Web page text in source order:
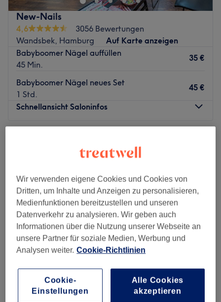
New-Nails
4,6
3056 Bewertungen
Wandsbek, Hamburg
Auf Karte anzeigen
Babyboomer Nägel auffüllen
45 Min.
35 €
Babyboomer Nägel neues Set
1 Std.
45 €
Schnellansicht Saloninfos
Freitag
10:00– 20:00
Samstag
10:00–20:00
Sonntag
Geschlossen
Ein gepflegtes Äußeres bis in die Fingerspitzen ist für
viele ein Muss. Daher schaue im Salon New-Nails in
Hamburg-Wandsbek vorbei und lass dich von
ausgewählten Produkten überzeugen. Hier kannst du dir
neben pflegenden Behandlungen auch tolle Farben und
Designs für deine Nägel aussuchen!
Godere Beauty Spa
115 Bewertungen
Wir verwenden eigene Cookies und Cookies von
Dritten, um Inhalte und Anzeigen zu personalisieren,
Medienfunktionen bereitzustellen und unseren
Datenverkehr zu analysieren. Wir geben auch
Informationen über die Nutzung unserer Webseite an
unsere Partner für soziale Medien, Werbung und
Analysen weiter. Cookie-Richtlinien
Cookie-
Einstellungen
Alle Cookies
akzeptieren